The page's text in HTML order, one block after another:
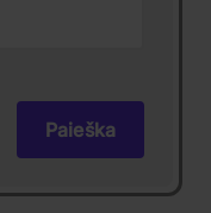
Paieška